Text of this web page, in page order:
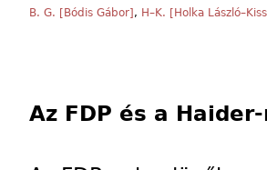
B. G. [Bódis Gábor], H–K. [Holka
Az FDP és a